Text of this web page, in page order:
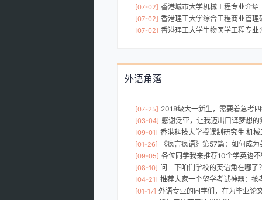
[07-02] 香港城市大学机械工程专业介绍
[07-02] 香港理工大学综合工程商业管理
[07-02] 香港理工大学生物医学工程专业
外语角落
[07-25] 2018级大一新生，需要着急考
[03-04] 感谢泛亚，让我迈出口译梦想的
[09-01] 香港科技大学授课制研究生 机
[01-26] 《疯言疯语》第57篇：如何成
[09-05] 各位同学我来推荐10个学英语
[08-10] 问一下咱们学校的英语角在哪了
[04-21] 推荐大家一个留学考试神器：抢
[01-17] 外语专业的同学们，在为毕业论文发愁吗？